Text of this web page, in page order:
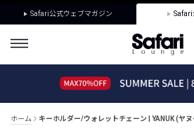
Safari公式ウェブマガジン Safari
ホーム キーホルダー/ウォレットチェーン | YANUK (ヤヌ